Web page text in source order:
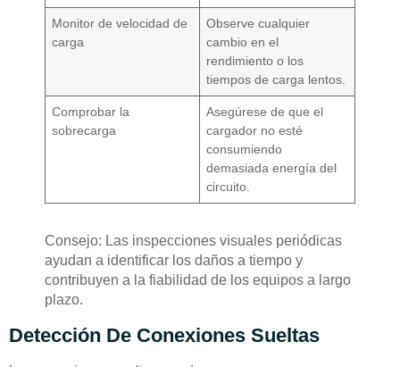
Monitor de velocidad de
carga
Observe cualquier
cambio en el
rendimiento o los
tiempos de carga lentos.
Comprobar la
sobrecarga
Asegúrese de que el
cargador no esté
consumiendo
demasiada energía del
circuito.
Consejo: Las inspecciones visuales periódicas
ayudan a identificar los daños a tiempo y
contribuyen a la fiabilidad de los equipos a largo
plazo.
Detección De Conexiones Sueltas